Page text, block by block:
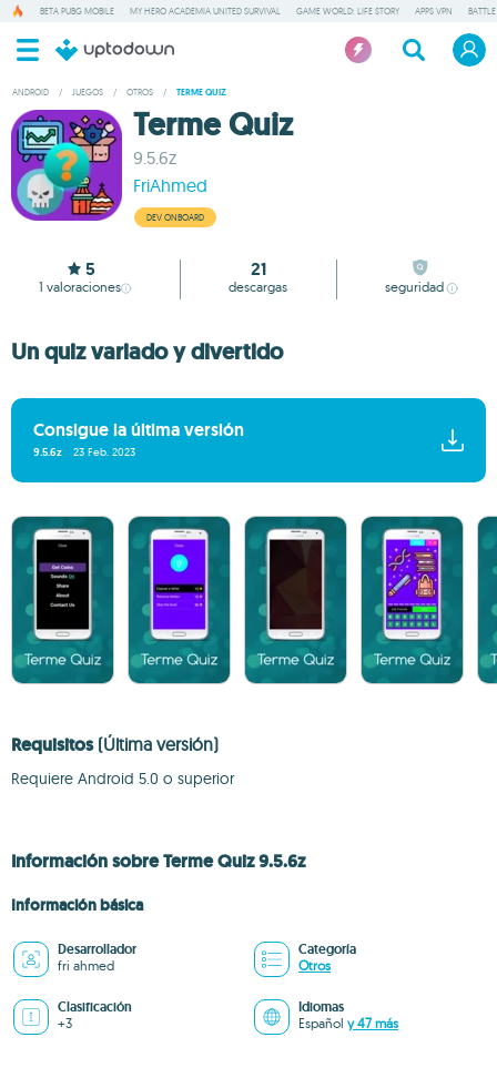
BETA PUBG MOBILE MY HERO ACADEMIA UNITED SURVIVAL GAME WORLD: LIFE STORY APPS VPN
ANDROID / JUEGOS / OTROS / TERME QUIZ
Terme Quiz
9.5.6z
FriAhmed
DEV ONBOARD
5
1 valoraciones
21
descargas seguridad
Un quiz variado y divertido
Consigue la última versión
9.5.6z 23 Feb. 2023
Requisitos (Última versión)
Requiere Android 5.0 o superior
Información sobre Terme Quiz 9.5.6z
Información básica
Desarrollador
fri ahmed
Categoría
Otros
Clasificación
+3
Idiomas
Español y 47 más